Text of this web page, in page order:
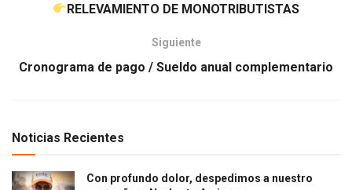
RELEVAMIENTO DE MONOTRIBUTISTAS
Siguiente
Cronograma de pago / Sueldo anual complementario
Noticias Recientes
Con profundo dolor, despedimos a nuestro